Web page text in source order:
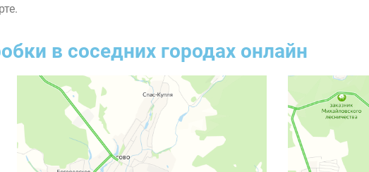
в соседних городах онлайн